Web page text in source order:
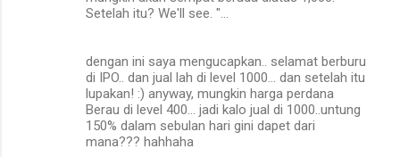
Setelah itu? We'll see. "...
dengan ini saya mengucapkan.. selamat berburu
di IPO.. dan jual lah di level 1000... dan setelah itu
lupakan! :) anyway, mungkin harga perdana
Berau di level 400... jadi kalo jual di 1000..untung
150% dalam sebulan hari gini dapet dari
mana??? hahhaha